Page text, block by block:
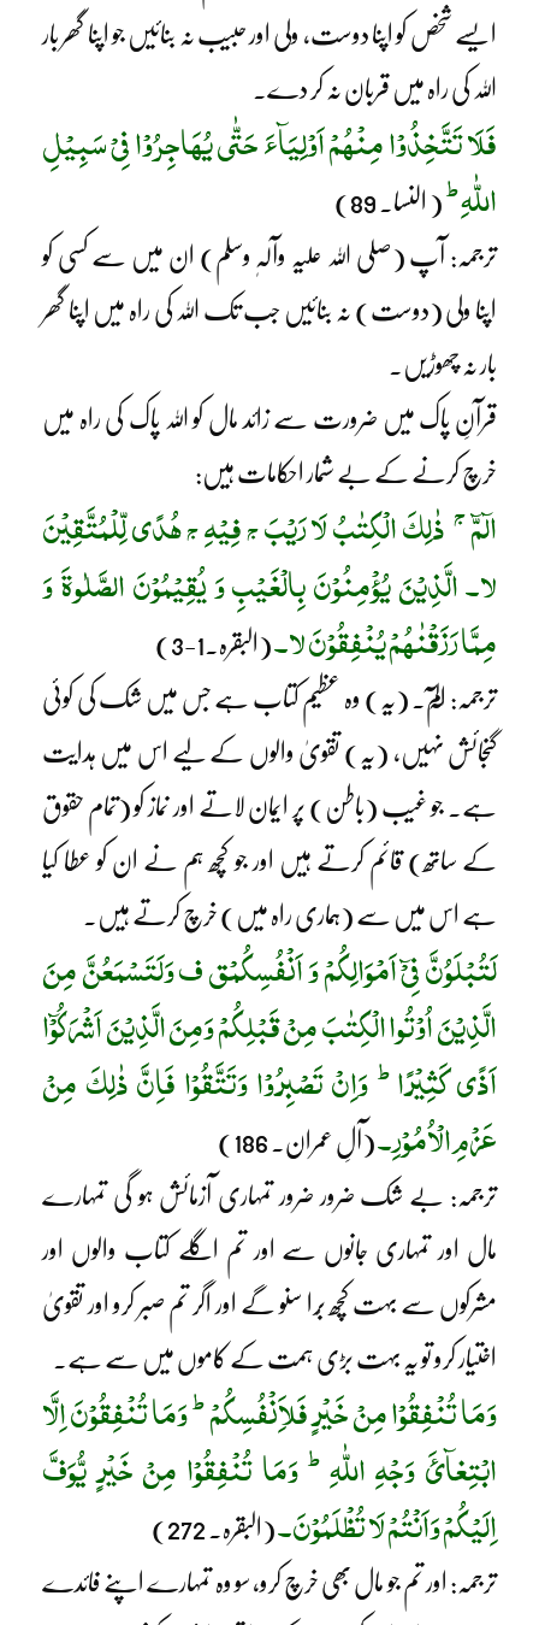
ایسے شخص کو اپنا دوست، ولی اور حبیب نہ بنائیں جو اپنا گھر بار
اللہ کی راہ میں قربان نہ کر دے۔
فَلَا تَتَّخِذُوْا مِنْھُمْ اَوْلِیَآءَ حَتّٰی یُھَاجِرُوْا فِیْ سَبِیْلِ
اللّٰہِط ( النسا۔ 89)
ترجمہ: آپ (صلی اللہ علیہ وآلہٖ وسلم) ان میں سے کسی کو
اپنا ولی (دوست) نہ بنائیں جب تک اللہ کی راہ میں اپنا گھر
بار نہ چھوڑیں۔
قرآنِ پاک میں ضرورت سے زائد مال کو اللہ پاک کی راہ میں
خرچ کرنے کے بے شمار احکامات ہیں:
الٓمّٓجذٰلِکَ الْکِتٰبُ لَا رَیْبَجفِیْہِجھُدًی لِّلْمُتَّقِیْنَ
لا۔ الَّذِیْنَ یُؤْمِنُوْنَ بِالْغَیْبِ وَ یُقِیْمُوْنَ الصَّلٰوۃَ وَ
مِمَّا رَزَقْنٰھُمْ یُنْفِقُوْنَ لا۔(البقرہ۔1-3)
ترجمہ: الٓمٓ۔ (یہ) وہ عظیم کتاب ہے جس میں شک کی کوئی
گنجائش نہیں، (یہ) تقویٰ والوں کے لیے اس میں ہدایت
ہے۔ جو غیب (باطن) پر ایمان لاتے اور نماز کو (تمام حقوق
کے ساتھ) قائم کرتے ہیں اور جو کچھ ہم نے ان کو عطا کیا
ہے اس میں سے (ہماری راہ میں) خرچ کرتے ہیں۔
لَتُبْلَوُنَّ فِیْٓ اَمْوَالِکُمْ وَ اَنْفُسِکُمْق ف وَلَتَسْمَعُنَّ مِنَ
الَّذِیْنَ اُوْتُوا الْکِتٰبَ مِنْ قَبْلِکُمْ وَمِنَ الَّذِیْنَ اَشْرَکُوْٓا
اَذًی کَثِیْرًاطوَاِنْ تَصْبِرُوْا وَتَتَّقُوْا فَاِنَّ ذٰلِکَ مِنْ
عَزْمِ الْاُمُوْرِ۔(آلِ عمران۔ 186)
ترجمہ: بے شک ضرور ضرور تمہاری آزمائش ہو گی تمہارے
مال اور تمہاری جانوں سے اور تم اگلے کتاب والوں اور
مشرکوں سے بہت کچھ بُرا سنو گے اور اگر تم صبر کرو اور تقویٰ
اختیار کرو تو یہ بہت بڑی ہمت کے کاموں میں سے ہے۔
وَمَا تُنْفِقُوْا مِنْ خَیْرٍ فَلاَِنْفُسِکُمْطوَمَا تُنْفِقُوْنَ اِلَّا
ابْتِغآئَ وَجْہِ اللّٰہِطوَمَا تُنْفِقُوْا مِنْ خَیْرٍ یُّوَفَّ
اِلَیْکُمْ وَاَنْتُمْ لَا تُظْلَمُوْنَ۔(البقرہ۔ 272)
ترجمہ: اور تم جو مال بھی خرچ کرو، سو وہ تمہارے اپنے فائدے